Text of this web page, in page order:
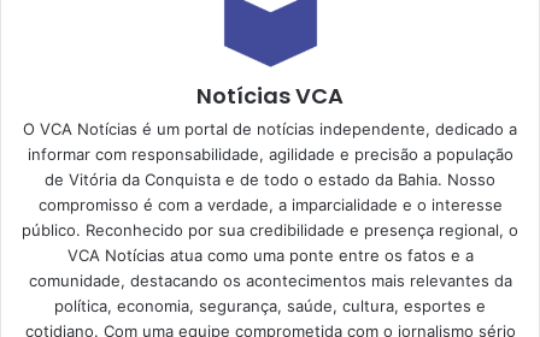
Notícias VCA
O VCA Notícias é um portal de notícias independente, dedicado a
informar com responsabilidade, agilidade e precisão a população
de Vitória da Conquista e de todo o estado da Bahia. Nosso
compromisso é com a verdade, a imparcialidade e o interesse
público. Reconhecido por sua credibilidade e presença regional, o
VCA Notícias atua como uma ponte entre os fatos e a
comunidade, destacando os acontecimentos mais relevantes da
política, economia, segurança, saúde, cultura, esportes e
cotidiano. Com uma equipe comprometida com o jornalismo sério